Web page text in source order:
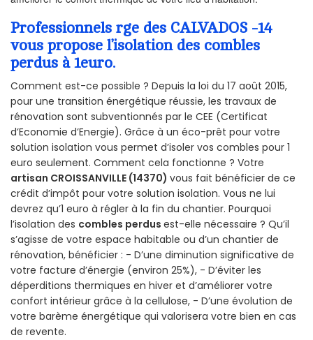
Professionnels rge des CALVADOS -14
vous propose l’isolation des combles
perdus à 1euro.
Comment est-ce possible ? Depuis la loi du 17 août 2015,
pour une transition énergétique réussie, les travaux de
rénovation sont subventionnés par le CEE (Certificat
d’Economie d’Energie). Grâce à un éco-prêt pour votre
solution isolation vous permet d’isoler vos combles pour 1
euro seulement. Comment cela fonctionne ? Votre
artisan CROISSANVILLE (14370) vous fait bénéficier de ce
crédit d’impôt pour votre solution isolation. Vous ne lui
devrez qu’1 euro à régler à la fin du chantier. Pourquoi
l’isolation des combles perdus est-elle nécessaire ? Qu’il
s’agisse de votre espace habitable ou d’un chantier de
rénovation, bénéficier : - D’une diminution significative de
votre facture d’énergie (environ 25%), - D’éviter les
déperditions thermiques en hiver et d’améliorer votre
confort intérieur grâce à la cellulose, - D’une évolution de
votre barème énergétique qui valorisera votre bien en cas
de revente.